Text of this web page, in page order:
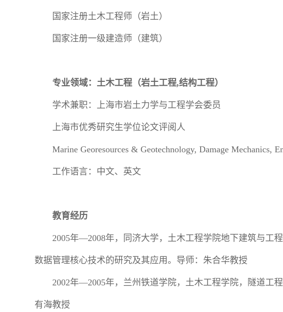
国家注册土木工程师（岩土）
国家注册一级建造师（建筑）
专业领域：土木工程（岩土工程,结构工程）
学术兼职：上海市岩土力学与工程学会委员
上海市优秀研究生学位论文评阅人
Marine Georesources & Geotechnology, Damage Mechanics,
工作语言：中文、英文
教育经历
2005年—2008年，同济大学，土木工程学院地下建筑与工
数据管理核心技术的研究及其应用。导师：朱合华教授
2002年—2005年，兰州铁道学院，土木工程学院，隧道工
有海教授